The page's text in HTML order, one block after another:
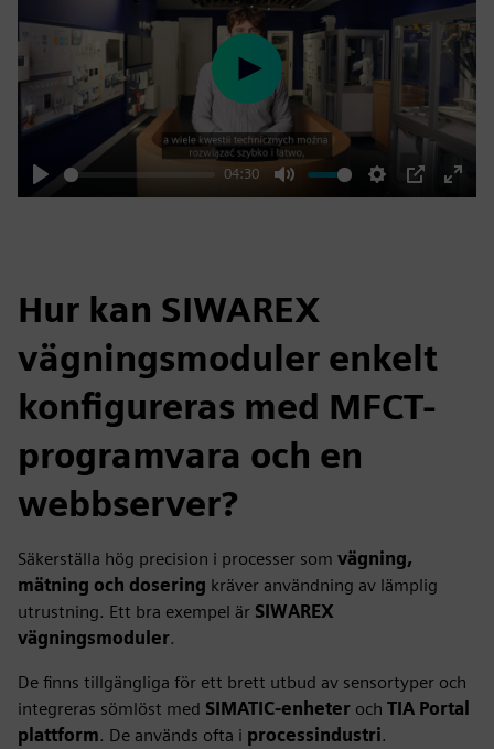
Play
04:30
Mute Settings
PIP
Enter
Play
Hur kan SIWAREX
vägningsmoduler enkelt
konfigureras med MFCT-
programvara och en
webbserver?
Säkerställa hög precision i processer som vägning,
mätning och dosering kräver användning av lämplig
utrustning. Ett bra exempel är SIWAREX
vägningsmoduler.
De finns tillgängliga för ett brett utbud av sensortyper och
integreras sömlöst med SIMATIC-enheter och TIA Portal
plattform. De används ofta i processindustri.